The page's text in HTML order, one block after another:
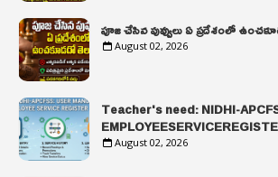
పూజ చేసిన పువ్వులు ఏ ప్రదేశంలో
August 02, 2026
Teacher's need: NIDHI-
August 02, 2026